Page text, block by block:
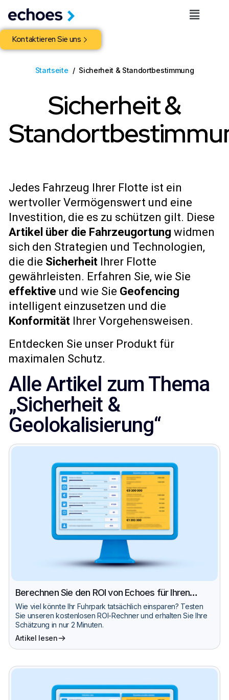
Kontaktieren Sie uns
Startseite Sicherheit & Standortbestimmung
Sicherheit &
Jedes Fahrzeug Ihrer Flotte ist ein
wertvoller Vermögenswert und eine
Investition, die es zu schützen gilt. Diese
Artikel über die Fahrzeugortung widmen
sich den Strategien und Technologien,
die die Sicherheit Ihrer Flotte
gewährleisten. Erfahren Sie, wie Sie
effektive und wie Sie Geofencing
intelligent einzusetzen und die
Konformität Ihrer Vorgehensweisen.
Entdecken Sie unser Produkt für
maximalen Schutz.
Alle Artikel zum Thema
„Sicherheit &
Geolokalisierung“
Berechnen Sie den ROI von Echoes für Ihren
Fuhrpark
Wie viel könnte Ihr Fuhrpark tatsächlich einsparen? Testen
Sie unseren kostenlosen ROI-Rechner und erhalten Sie Ihre
Schätzung in nur 2 Minuten.
Artikel lesen